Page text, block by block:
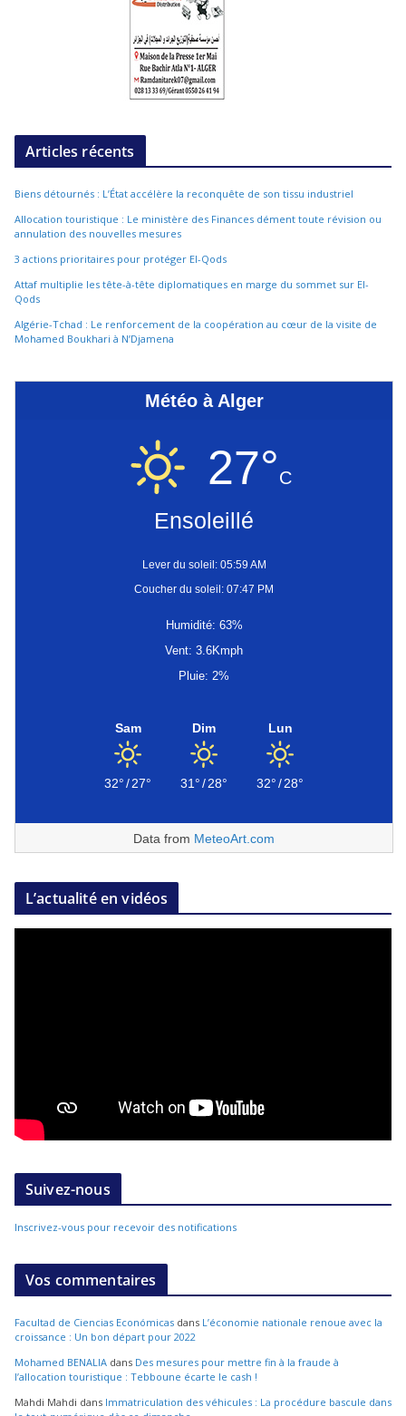
Articles récents
Biens détournés : L’État accélère la reconquête de son tissu industriel
Allocation touristique : Le ministère des Finances dément toute révision ou
annulation des nouvelles mesures
3 actions prioritaires pour protéger El-Qods
Attaf multiplie les tête-à-tête diplomatiques en marge du sommet sur El-
Qods
Algérie-Tchad : Le renforcement de la coopération au cœur de la visite de
Mohamed Boukhari à N’Djamena
Météo à Alger
27°C
Ensoleillé
Lever du soleil: 05:59 AM
Coucher du soleil: 07:47 PM
Humidité: 63%
Vent: 3.6Kmph
Pluie: 2%
Sam
32°/27°
Dim
31°/28°
Lun
32°/28°
Data from MeteoArt.com
L’actualité en vidéos
Suivez-nous
Inscrivez-vous pour recevoir des notifications
Vos commentaires
Facultad de Ciencias Económicas dans L’économie nationale renoue avec la
croissance : Un bon départ pour 2022
Mohamed BENALIA dans Des mesures pour mettre fin à la fraude à
l’allocation touristique : Tebboune écarte le cash !
Mahdi Mahdi dans Immatriculation des véhicules : La procédure bascule dans